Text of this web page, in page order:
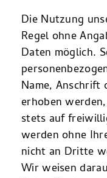
Die Nutzung
Regel ohne
Daten möglich.
Name, Anschrift
erhoben
stets auf
werden ohne
nicht an Dritte
Wir weisen